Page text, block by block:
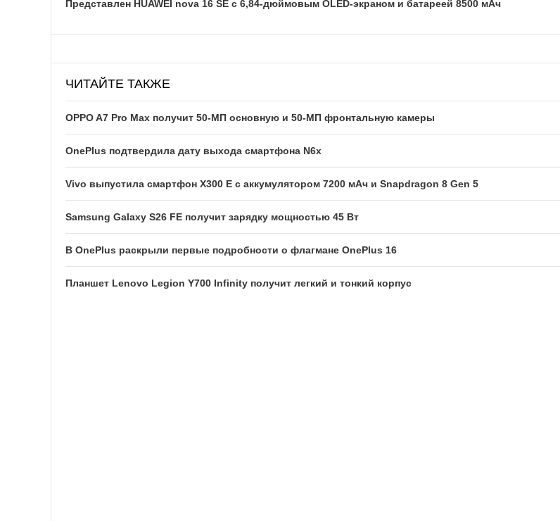
Представлен HUAWEI nova 16 SE с 6,84-дюймовым OLED-экраном и батареей 8500 мАч
ЧИТАЙТЕ ТАКЖЕ
OPPO A7 Pro Max получит 50-МП основную и 50-МП фронтальную камеры
OnePlus подтвердила дату выхода смартфона N6x
Vivo выпустила смартфон X300 E с аккумулятором 7200 мАч и Snapdragon 8 Gen 5
Samsung Galaxy S26 FE получит зарядку мощностью 45 Вт
В OnePlus раскрыли первые подробности о флагмане OnePlus 16
Планшет Lenovo Legion Y700 Infinity получит легкий и тонкий корпус